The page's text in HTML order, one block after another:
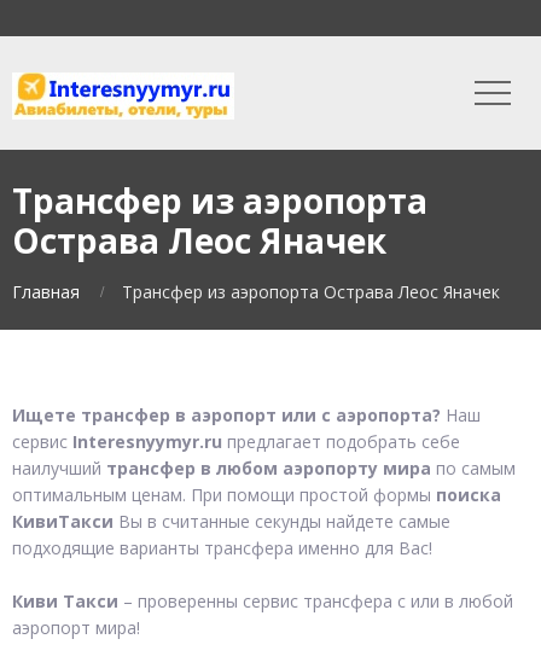
Трансфер из аэропорта
Острава Леос Яначек
Главная Трансфер из аэропорта Острава Леос Яначек
Ищете трансфер в аэропорт или с аэропорта? Наш
сервис Interesnyymyr.ru предлагает подобрать себе
наилучший трансфер в любом аэропорту мира по самым
оптимальным ценам. При помощи простой формы поиска
КивиТакси Вы в считанные секунды найдете самые
подходящие варианты трансфера именно для Вас!
Киви Такси – проверенны сервис трансфера с или в любой
аэропорт мира!